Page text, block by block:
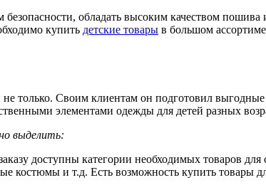
безопасности, обладать высоким качеством
купить детские товары в большом
только. Своим клиентам он подготовил
элементами одежды для детей разных
выделить:
доступны категории необходимых товаров
костюмы и т.д. Есть возможность купить товары